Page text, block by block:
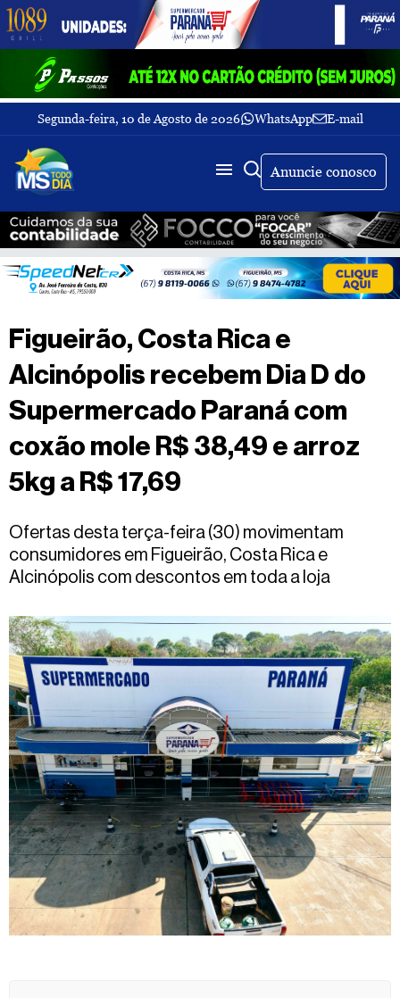
Segunda-feira, 10 de Agosto de 2026 WhatsApp E-mail
Fechar Menu
Últimas
notícias
Galeria
de
fotos
Sobre
Nós
TV
MS
dia
Fale
conosco
Anuncie conosco
Buscar
Figueirão, Costa Rica e
Alcinópolis recebem Dia D do
Supermercado Paraná com
coxão mole R$ 38,49 e arroz
5kg a R$ 17,69
Ofertas desta terça-feira (30) movimentam
consumidores em Figueirão, Costa Rica e
Alcinópolis com descontos em toda a loja